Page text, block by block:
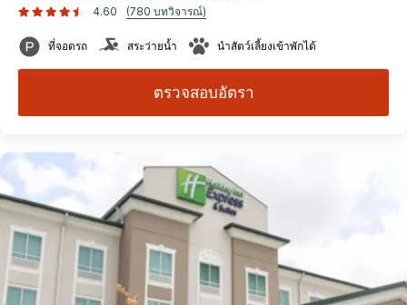
4.60
(780 บทวิจารณ์)
ที่จอดรถ สระว่ายน้ำ นำสัตว์เลี้ยงเข้าพักได้
ตรวจสอบอัตรา